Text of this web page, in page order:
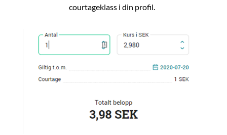
courtageklass i din profil.